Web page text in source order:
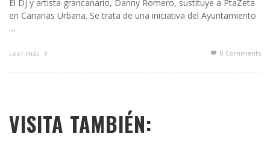
El Dj y artista grancanario, Danny Romero, sustituye a PtaZeta
en Canarias Urbana. Se trata de una iniciativa del Ayuntamiento
…
Leer más 0 Comments
VISITA TAMBIÉN: